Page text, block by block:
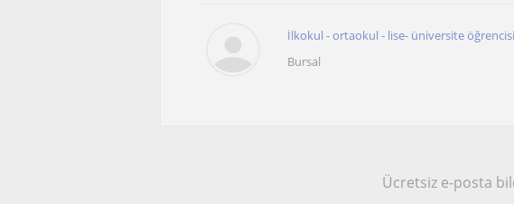
İlkokul - ortaokul - lise- üniversite
Bursal
Ücretsiz e-posta